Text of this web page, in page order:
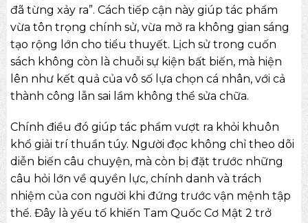
đã từng xảy ra”. Cách tiếp cận này giúp tác phẩm
vừa tôn trọng chính sử, vừa mở ra không gian sáng
tạo rộng lớn cho tiểu thuyết. Lịch sử trong cuốn
sách không còn là chuỗi sự kiện bất biến, mà hiện
lên như kết quả của vô số lựa chọn cá nhân, với cả
thành công lẫn sai lầm không thể sửa chữa.
Chính điều đó giúp tác phẩm vượt ra khỏi khuôn
khổ giải trí thuần túy. Người đọc không chỉ theo dõi
diễn biến câu chuyện, mà còn bị đặt trước những
câu hỏi lớn về quyền lực, chính danh và trách
nhiệm của con người khi đứng trước vận mệnh tập
thể. Đây là yếu tố khiến Tam Quốc Cơ Mật 2 trở